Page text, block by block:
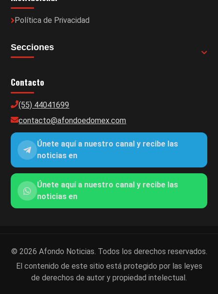
Política de Privacidad
Secciones
Contacto
(55) 44041699
contacto@afondoedomex.com
Únete aquí a nuestro canal y recibe las
noticias en
Únete aquí a nuestro canal y recibe las
noticias en
© 2026 Afondo Noticias. Todos los derechos reservados.
El contenido de este sitio está protegido por las leyes
de derechos de autor y propiedad intelectual.